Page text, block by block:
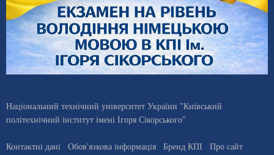
Національний технічний університет України "Київський
політехнічний інститут імені Ігоря Сікорського"
Контактні дані Обов'язкова інформація Бренд КПІ
Про сайт